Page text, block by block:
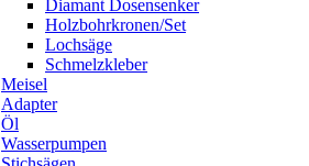
Diamant Dosensenker
Holzbohrkronen/Set
Lochsäge
Schmelzkleber
Meisel
Adapter
Öl
Wasserpumpen